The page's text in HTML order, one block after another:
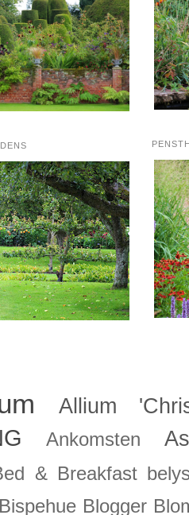
Allium
Ankomsten
& Breakfast
Bispehue Blogger